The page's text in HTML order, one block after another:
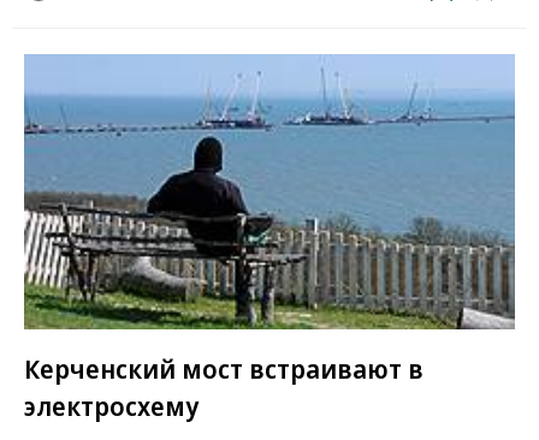
Керченский мост встраивают в
электросхему